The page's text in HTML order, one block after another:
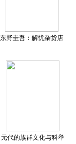
东野圭吾：解忧杂货店
元代的族群文化与科举